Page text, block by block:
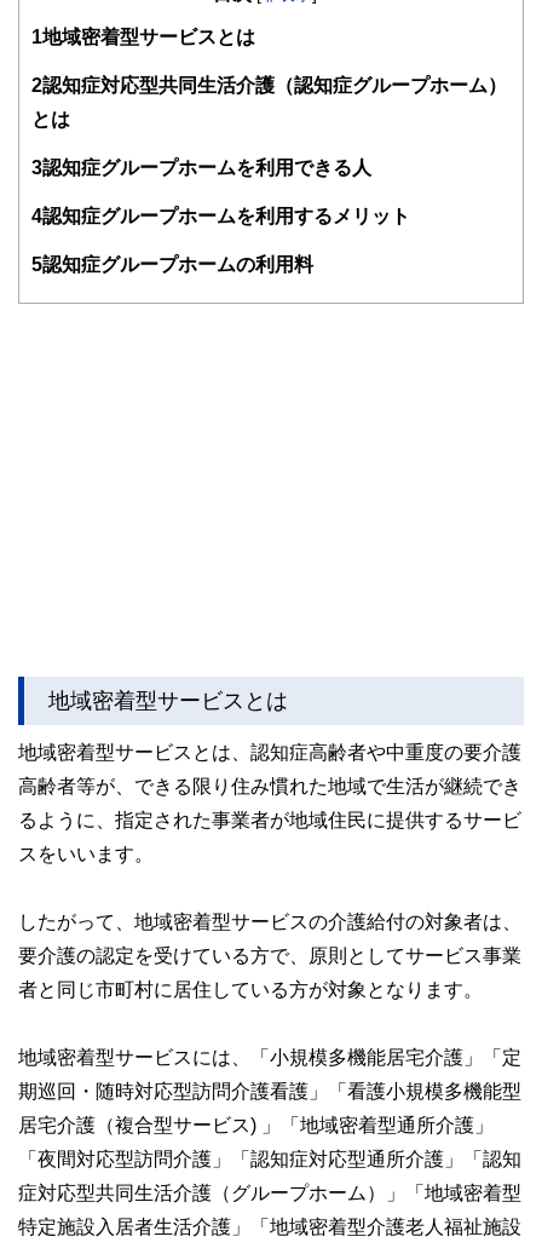
ている。教育資金をテーマにした講演は延べ800校以上の高
また、保険や介護のお金に詳しいファイナンシャル・プラン
http://fp-trc.com/
1 地域密着型サービスとは
2認知症対応型共同生活介護（認知症グループホーム）
とは
3認知症グループホームを利用できる人
4認知症グループホームを利用するメリット
5認知症グループホームの利用料
地域密着型サービスとは
地域密着型サービスとは、認知症高齢者や中重度の要介護
高齢者等が、できる限り住み慣れた地域で生活が継続でき
るように、指定された事業者が地域住民に提供するサービ
スをいいます。
したがって、地域密着型サービスの介護給付の対象者は、
要介護の認定を受けている方で、原則としてサービス事業
者と同じ市町村に居住している方が対象となります。
地域密着型サービスには、「小規模多機能居宅介護」「定
期巡回・随時対応型訪問介護看護」「看護小規模多機能型
居宅介護（複合型サービス) 」「地域密着型通所介護」
「夜間対応型訪問介護」「認知症対応型通所介護」「認知
症対応型共同生活介護（グループホーム）」「地域密着型
特定施設入居者生活介護」「地域密着型介護老人福祉施設